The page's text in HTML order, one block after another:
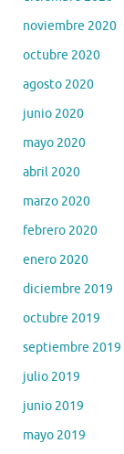
noviembre 2020
octubre 2020
agosto 2020
junio 2020
mayo 2020
abril 2020
marzo 2020
febrero 2020
enero 2020
diciembre 2019
octubre 2019
septiembre 2019
julio 2019
junio 2019
mayo 2019